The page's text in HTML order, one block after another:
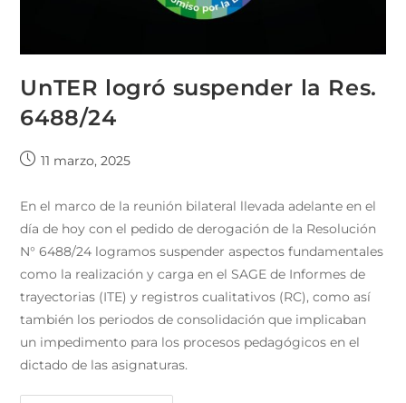
UnTER logró suspender la Res.
6488/24
11 marzo, 2025
En el marco de la reunión bilateral llevada adelante en el
día de hoy con el pedido de derogación de la Resolución
N° 6488/24 logramos suspender aspectos fundamentales
como la realización y carga en el SAGE de Informes de
trayectorias (ITE) y registros cualitativos (RC), como así
también los periodos de consolidación que implicaban
un impedimento para los procesos pedagógicos en el
dictado de las asignaturas.